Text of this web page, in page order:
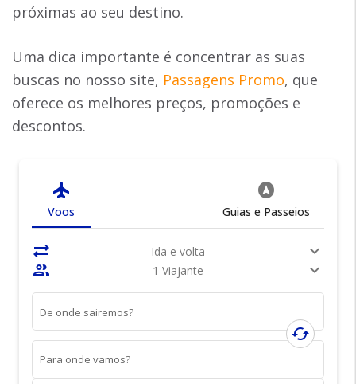
próximas ao seu destino.
Uma dica importante é concentrar as suas
buscas no nosso site, Passagens Promo, que
oferece os melhores preços, promoções e
descontos.
flight
Voos
assistant_navigation
Guias e Passeios
sync_alt Ida e volta
expand_more
people
1 Viajante expand_more
De onde sairemos?
cached
Para onde vamos?